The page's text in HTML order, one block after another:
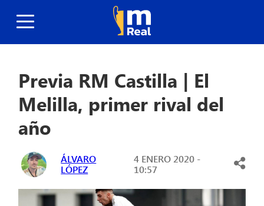
Previa RM Castilla | El
Melilla, primer rival del
año
ÁLVARO
LÓPEZ
4 ENERO 2020 -
10:57